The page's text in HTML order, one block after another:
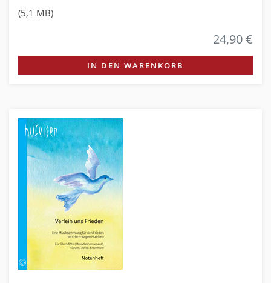
(5,1 MB)
24,90 €
IN DEN WARENKORB